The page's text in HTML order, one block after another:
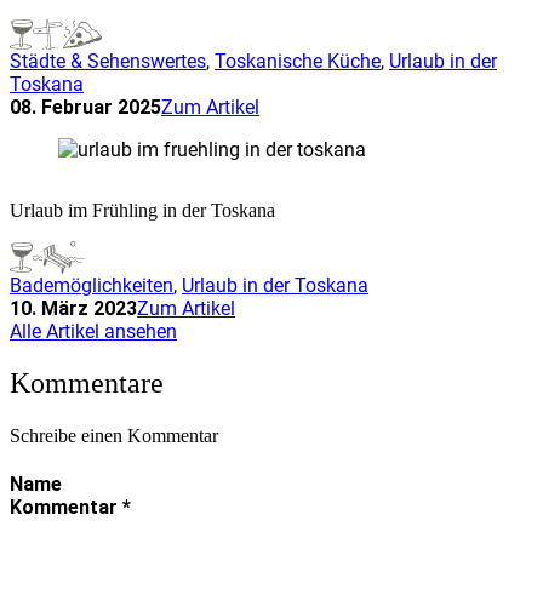
Städte & Sehenswertes, Toskanische Küche, Urlaub in der
Toskana
08. Februar 2025Zum Artikel
Urlaub im Frühling in der Toskana
Bademöglichkeiten, Urlaub in der Toskana
10. März 2023Zum Artikel
Alle Artikel ansehen
Kommentare
Schreibe einen Kommentar
Name
Kommentar *